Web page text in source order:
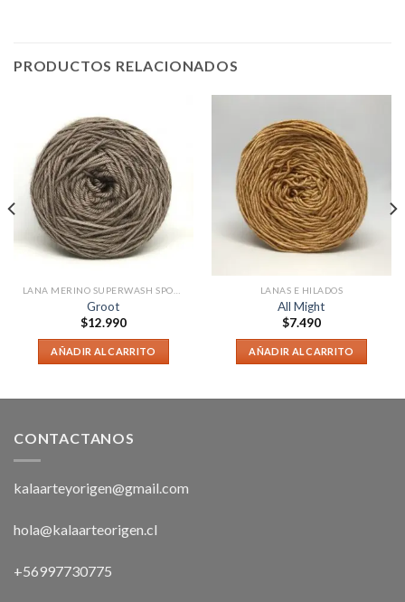
PRODUCTOS RELACIONADOS
Groot
$12.990
AÑADIR AL CARRITO
LANAS E HILADOS
All Might
$7.490
AÑADIR AL CARRITO
CONTACTANOS
kalaarteyorigen@gmail.com
hola@kalaarteorigen.cl
+56997730775